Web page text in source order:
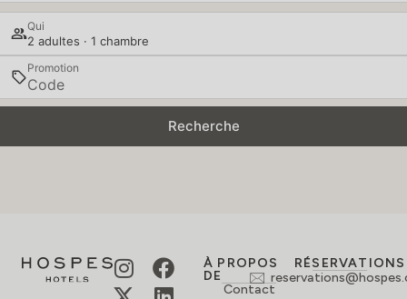
Qui
2 adultes · 1 chambre
Promotion
Recherche
À PROPOS
DE
Contact
RÉSERVATIONS